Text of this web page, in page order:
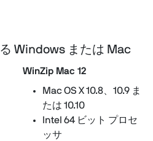
Windows または Mac
WinZip Mac 12
Mac OS X 10.8、10.9 ま
たは 10.10
Intel 64 ビット プロセ
ッサ